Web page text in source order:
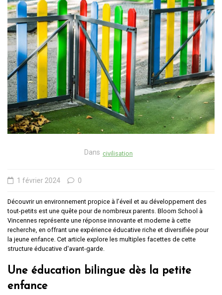
Dans civilisation
1 février 2024 0
Découvrir un environnement propice à l’éveil et au développement des
tout-petits est une quête pour de nombreux parents. Bloom School à
Vincennes représente une réponse innovante et moderne à cette
recherche, en offrant une expérience éducative riche et diversifiée pour
la jeune enfance. Cet article explore les multiples facettes de cette
structure éducative d'avant-garde.
Une éducation bilingue dès la petite
enfance